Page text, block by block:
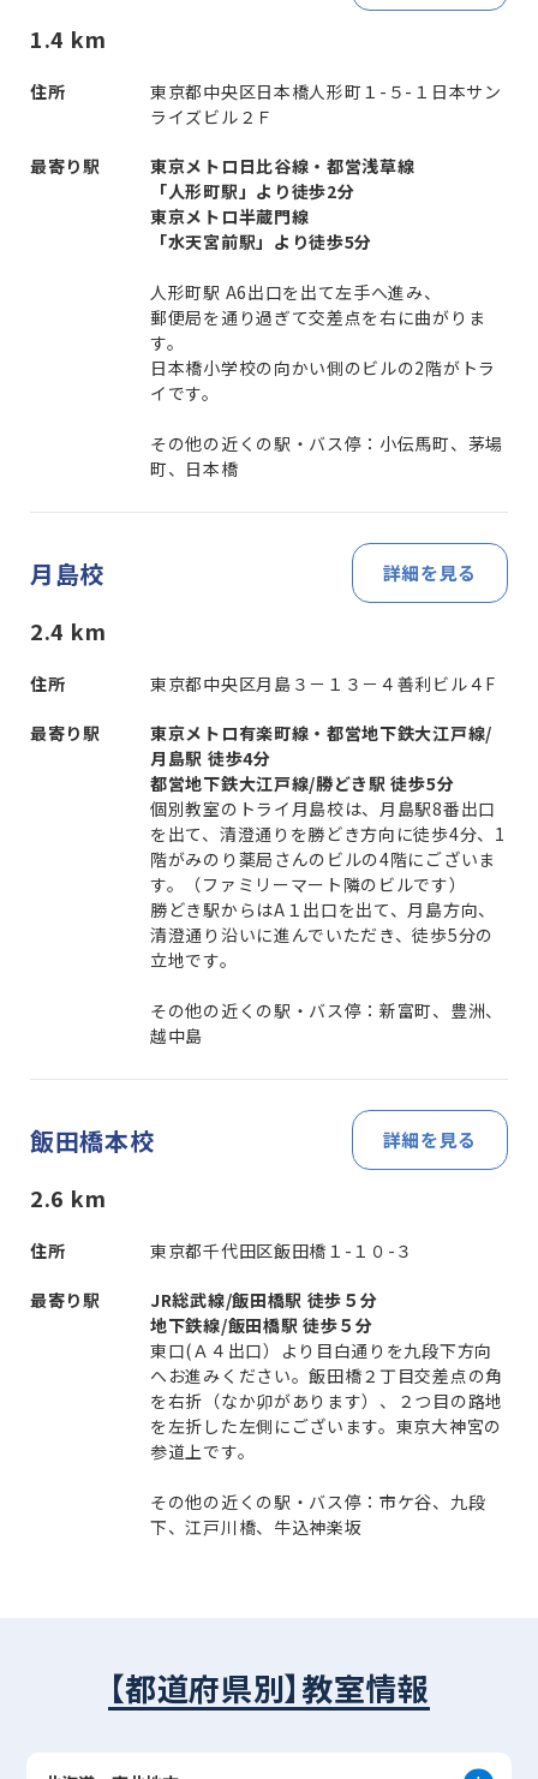
1.4 km
住所
東京都中央区日本橋人形町１-５-１日本サン
ライズビル２Ｆ
最寄り駅
東京メトロ日比谷線・都営浅草線
「人形町駅」より徒歩2分
東京メトロ半蔵門線
「水天宮前駅」より徒歩5分
人形町駅 A6出口を出て左手へ進み、
郵便局を通り過ぎて交差点を右に曲がりま
す。
日本橋小学校の向かい側のビルの2階がトラ
イです。
その他の近くの駅・バス停：小伝馬町、茅場
町、日本橋
月島校 詳細を見る
2.4 km
住所 東京都中央区月島３－１３－４善利ビル４F
最寄り駅
東京メトロ有楽町線・都営地下鉄大江戸線/
月島駅 徒歩4分
都営地下鉄大江戸線/勝どき駅 徒歩5分
個別教室のトライ月島校は、月島駅8番出口
を出て、清澄通りを勝どき方向に徒歩4分、1
階がみのり薬局さんのビルの4階にございま
す。（ファミリーマート隣のビルです）
勝どき駅からはA１出口を出て、月島方向、
清澄通り沿いに進んでいただき、徒歩5分の
立地です。
その他の近くの駅・バス停：新富町、豊洲、
越中島
飯田橋本校 詳細を見る
2.6 km
住所 東京都千代田区飯田橋１-１０-３
最寄り駅
JR総武線/飯田橋駅 徒歩５分
地下鉄線/飯田橋駅 徒歩５分
東口(Ａ４出口）より目白通りを九段下方向
へお進みください。飯田橋２丁目交差点の角
を右折（なか卯があります）、２つ目の路地
を左折した左側にございます。東京大神宮の
参道上です。
その他の近くの駅・バス停：市ケ谷、九段
下、江戸川橋、牛込神楽坂
【都道府県別】教室情報